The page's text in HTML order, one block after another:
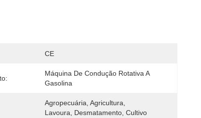
CE
Máquina De Condução Rotativa A
Gasolina
Agropecuária, Agricultura,
Lavoura, Desmatamento, Cultivo